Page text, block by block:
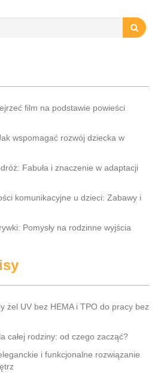
film na podstawie powieści
wspomagać rozwój dziecka w
Fabuła i znaczenie w adaptacji
komunikacyjne u dzieci: Zabawy i
Pomysły na rodzinne wyjścia
żel UV bez HEMA i TPO do pracy bez
całej rodziny: od czego zacząć?
i funkcjonalne rozwiązanie